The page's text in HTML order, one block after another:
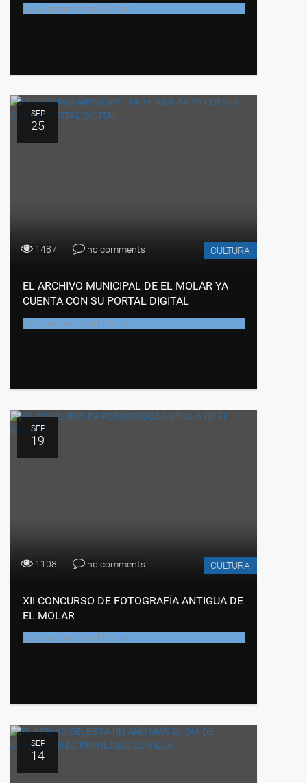
by Ayuntamiento El Molar
SEP
25
1487 no comments CULTURA
EL ARCHIVO MUNICIPAL DE EL MOLAR YA
CUENTA CON SU PORTAL DIGITAL
by Ayuntamiento El Molar
SEP
19
1108 no comments CULTURA
XII CONCURSO DE FOTOGRAFÍA ANTIGUA DE
EL MOLAR
by Ayuntamiento El Molar
SEP
14